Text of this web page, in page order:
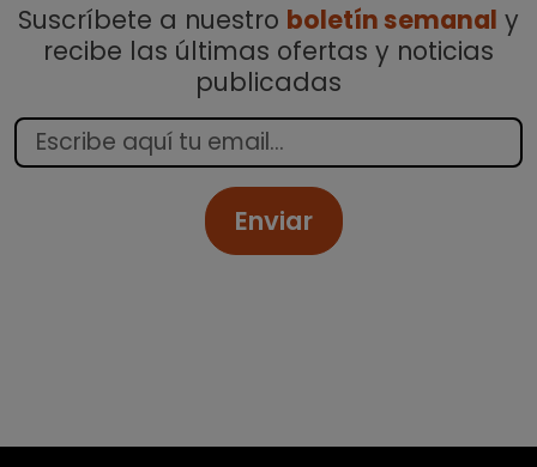
Suscríbete a nuestro boletín semanal y
recibe las últimas ofertas y noticias
publicadas
Enviar